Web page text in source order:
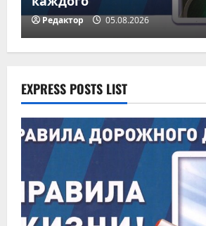
05.08.2026
4
Соблюдайте
пожарной
04.08.2026
5
Новости 2026
Модернизация
коммунальной
03.08.2026
Редактор 05.08.2026
EXPRESS POSTS LIST